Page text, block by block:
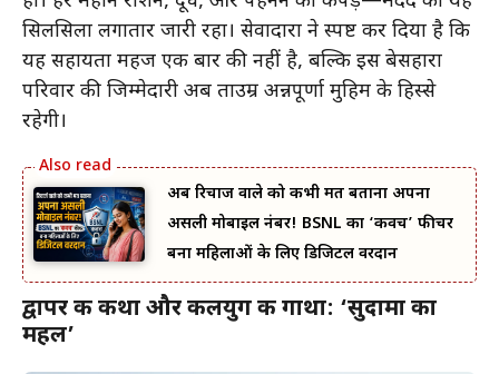
सिलसिला लगातार जारी रहा। सेवादारों ने स्पष्ट कर दिया है कि
यह सहायता महज एक बार की नहीं है, बल्कि इस बेसहारा
परिवार की जिम्मेदारी अब ताउम्र अन्नपूर्णा मुहिम के हिस्से
रहेगी।
अब रिचार्ज वाले को कभी मत बताना अपना
असली मोबाइल नंबर! BSNL का ‘कवच’ फीचर
बना महिलाओं के लिए डिजिटल वरदान
द्वापर की कथा और कलयुग की गाथा: ‘सुदामा का
महल’